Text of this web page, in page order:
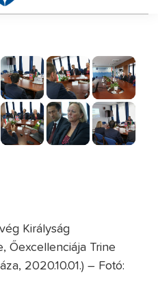
Királyság
Őexcellenciája Trine
2020.10.01.) – Fotó: